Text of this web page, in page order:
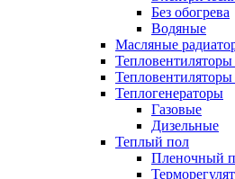
Без обогрева
Водяные
Масляные
Тепловентиляторы
Теплогенераторы
Газовые
Дизельные
Теплый пол
Пленочный